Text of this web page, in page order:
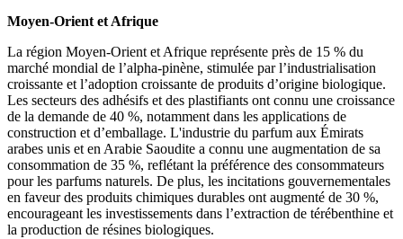
Moyen-Orient et Afrique
La région Moyen-Orient et Afrique représente près de 15 % du
marché mondial de l’alpha-pinène, stimulée par l’industrialisation
croissante et l’adoption croissante de produits d’origine biologique.
Les secteurs des adhésifs et des plastifiants ont connu une croissance
de la demande de 40 %, notamment dans les applications de
construction et d’emballage. L'industrie du parfum aux Émirats
arabes unis et en Arabie Saoudite a connu une augmentation de sa
consommation de 35 %, reflétant la préférence des consommateurs
pour les parfums naturels. De plus, les incitations gouvernementales
en faveur des produits chimiques durables ont augmenté de 30 %,
encourageant les investissements dans l’extraction de térébenthine et
la production de résines biologiques.